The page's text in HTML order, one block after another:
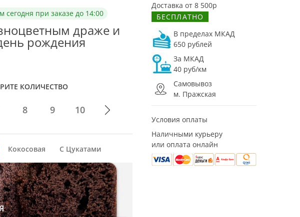
сегодня при заказе до 14:00
драже и
рождения
КОЛИЧЕСТВО
8 9 10
Кокосовая С Цукатами
Доставка от 8 500р
БЕСПЛАТНО
В пределах МКАД
650 рублей
За МКАД
40 руб/км
Самовывоз
м. Пражская
Условия оплаты
Наличными курьеру
или оплата онлайн